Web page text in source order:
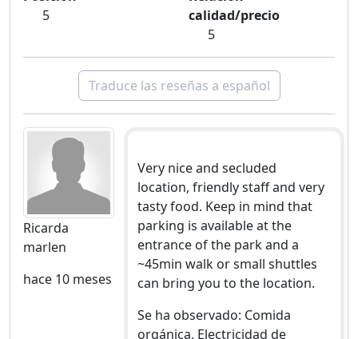
5
calidad/precio
5
Traduce las reseñas a español
Ricarda
marlen
hace 10 meses
Very nice and secluded
location, friendly staff and very
tasty food. Keep in mind that
parking is available at the
entrance of the park and a
~45min walk or small shuttles
can bring you to the location.
Se ha observado: Comida
orgánica, Electricidad de